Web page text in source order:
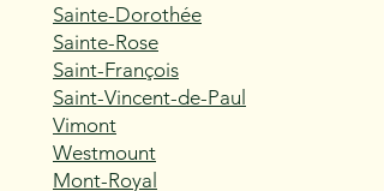
Sainte-Dorothée
Sainte-Rose
Saint-François
Saint-Vincent-de-Paul
Vimont
Westmount
Mont-Royal